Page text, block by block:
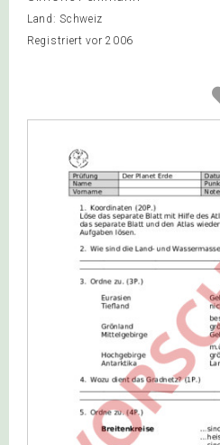
Land: Schweiz
Registriert vor 2006